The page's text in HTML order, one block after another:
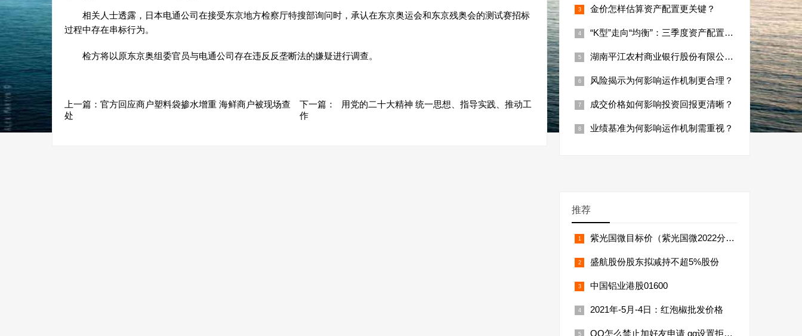
相关人士透露，日本电通公司在接受东京地方检察厅特搜部询问时，承认在东京奥运会和东京残奥会的测试赛招标
过程中存在串标行为。
检方将以原东京奥组委官员与电通公司存在违反反垄断法的嫌疑进行调查。
上一篇： 官方回应商户塑料袋掺水增重 海鲜商户被现场查
处
下一篇：
用党的二十大精神 统一思想、指导实践、推动工
作
金价怎样估算资产配置更关键？
“K型”走向“均衡”：三季度资产配置的逻辑变
湖南平江农村商业银行股份有限公司及相关责任
风险揭示为何影响运作机制更合理？
成交价格如何影响投资回报更清晰？
业绩基准为何影响运作机制需重视？
推荐
紫光国微目标价（紫光国微2022分红时间）
盛航股份股东拟减持不超5%股份
中国铝业港股01600
2021年-5月-4日：红泡椒批发价格
QQ怎么禁止加好友申请 qq设置拒绝任何人添加好友